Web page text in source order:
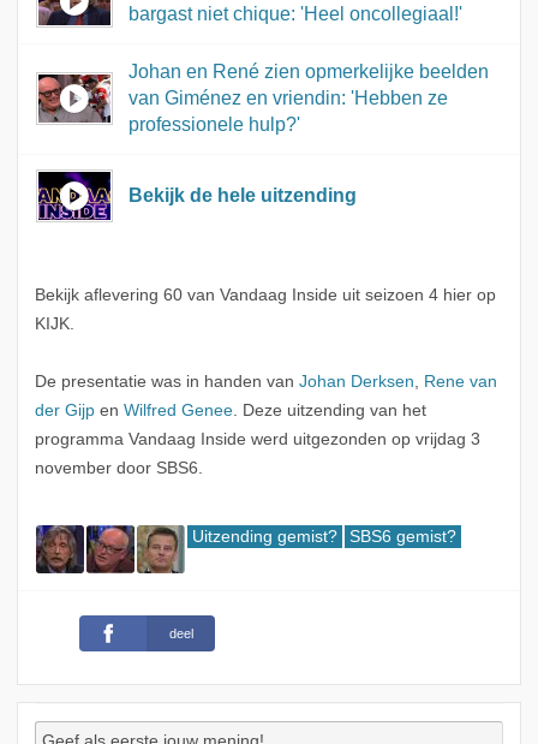
bargast niet chique: 'Heel oncollegiaal!'
Johan en René zien opmerkelijke beelden
van Giménez en vriendin: 'Hebben ze
professionele hulp?'
Bekijk de hele uitzending
Bekijk aflevering 60 van Vandaag Inside uit seizoen 4 hier op
KIJK.
De presentatie was in handen van Johan Derksen, Rene van
der Gijpen Wilfred Genee. Deze uitzending van het
programma Vandaag Inside werd uitgezonden op vrijdag 3
november door SBS6.
Uitzending gemist? SBS6 gemist?
deel